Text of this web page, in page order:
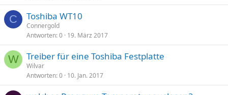
C Toshiba WT10
Connergold
Antworten 0 19. März 2017
W Treiber für eine Toshiba Festplatte
Wilvar
Antworten 0 10. Jan. 2017